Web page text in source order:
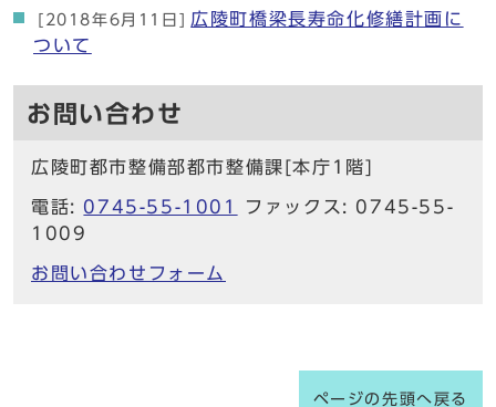
[2018年6月11日] 広陵町橋梁長寿命化修繕計画に
ついて
お問い合わせ
広陵町都市整備部都市整備課[本庁1階]
電話: 0745-55-1001
ファックス: 0745-55-
1009
お問い合わせフォーム
ページの先頭へ戻る